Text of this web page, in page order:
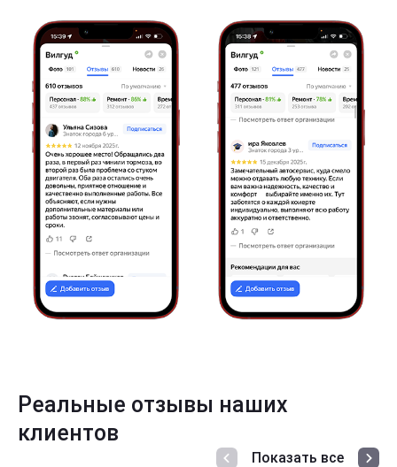
Реальные отзывы наших
клиентов
Показать все